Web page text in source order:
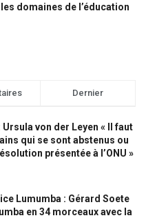
domaines de l’éducation
Dernier
von der Leyen « Il faut
qui se sont abstenus ou
présentée à l’ONU »
Lumumba : Gérard Soete
en 34 morceaux avec la